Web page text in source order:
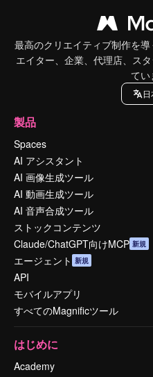
最高のクリエイティブ制作を
エイター、企業、代理店、ス
てい
製品
Spaces
AI アシスタント
AI 画像生成ツール
AI 動画生成ツール
AI 音声合成ツール
ストックコンテンツ
Claude/ChatGPT向けMCP 新規
エージェント 新規
API
モバイルアプリ
すべてのMagnificツール
はじめに
Academy